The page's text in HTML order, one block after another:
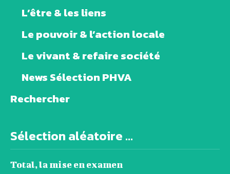
L’être & les liens
Le pouvoir & l’action locale
Le vivant & refaire société
News Sélection PHVA
Rechercher
Sélection aléatoire ...
Total, la mise en examen